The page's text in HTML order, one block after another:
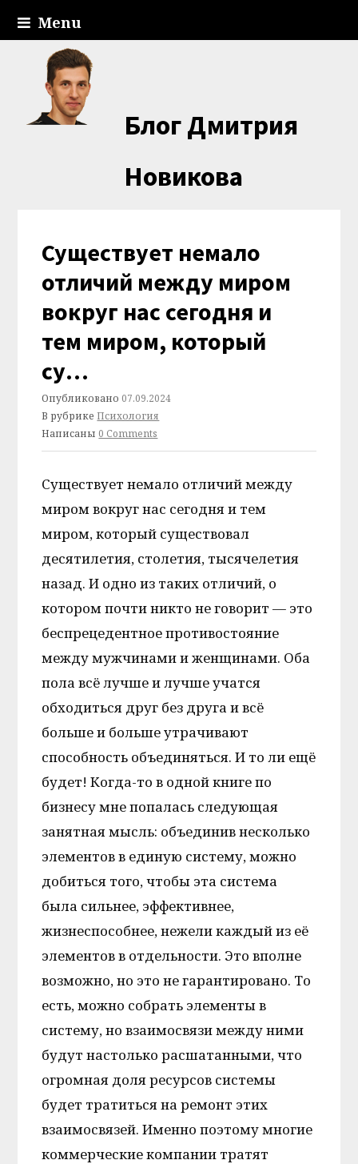
Menu
Блог Дмитрия
Новикова
Существует немало
отличий между миром
вокруг нас сегодня и
тем миром, который
су…
Опубликовано 07.09.2024
В рубрикеПсихология
Написаны 0 Comments
Существует немало отличий между
миром вокруг нас сегодня и тем
миром, который существовал
десятилетия, столетия, тысячелетия
назад. И одно из таких отличий, о
котором почти никто не говорит — это
беспрецедентное противостояние
между мужчинами и женщинами. Оба
пола всё лучше и лучше учатся
обходиться друг без друга и всё
больше и больше утрачивают
способность объединяться. И то ли ещё
будет! Когда-то в одной книге по
бизнесу мне попалась следующая
занятная мысль: объединив несколько
элементов в единую систему, можно
добиться того, чтобы эта система
была сильнее, эффективнее,
жизнеспособнее, нежели каждый из её
элементов в отдельности. Это вполне
возможно, но это не гарантировано. То
есть, можно собрать элементы в
систему, но взаимосвязи между ними
будут настолько расшатанными, что
огромная доля ресурсов системы
будет тратиться на ремонт этих
взаимосвязей. Именно поэтому многие
коммерческие компании тратят